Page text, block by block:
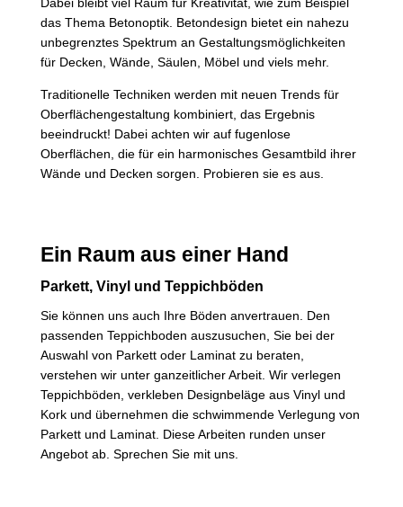
das Thema Betonoptik. Betondesign bietet ein nahezu
unbegrenztes Spektrum an Gestaltungsmöglichkeiten
für Decken, Wände, Säulen, Möbel und viels mehr.
Traditionelle Techniken werden mit neuen Trends für
Oberflächengestaltung kombiniert, das Ergebnis
beeindruckt! Dabei achten wir auf fugenlose
Oberflächen, die für ein harmonisches Gesamtbild ihrer
Wände und Decken sorgen. Probieren sie es aus.
Ein Raum aus einer Hand
Parkett, Vinyl und Teppichböden
Sie können uns auch Ihre Böden anvertrauen. Den
passenden Teppichboden auszusuchen, Sie bei der
Auswahl von Parkett oder Laminat zu beraten,
verstehen wir unter ganzeitlicher Arbeit. Wir verlegen
Teppichböden, verkleben Designbeläge aus Vinyl und
Kork und übernehmen die schwimmende Verlegung von
Parkett und Laminat. Diese Arbeiten runden unser
Angebot ab. Sprechen Sie mit uns.